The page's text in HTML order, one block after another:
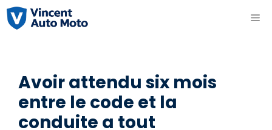
Aller
au
Avoir attendu six mois
entre le code et la
conduite a tout